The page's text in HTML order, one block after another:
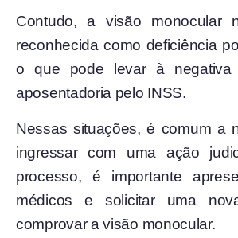
Contudo, a visão monocular
reconhecida como deficiência
o que pode levar à
aposentadoria pelo INSS.
Nessas situações, é comum a
ingressar com uma ação
processo, é importante
médicos e solicitar uma
comprovar a visão monocular.